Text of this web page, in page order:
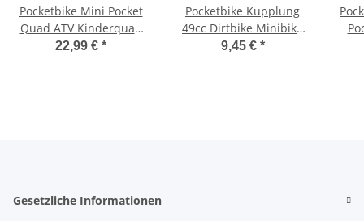
Pocketbike Mini Pocket
Quad ATV Kinderquad
6er Kupplungsglocke
22,99 € *
Pocketbike Kupplung
49cc Dirtbike Minibike
Quad ATV KXD 3 Backen
9,45 € *
Pocket
Gesetzliche Informationen